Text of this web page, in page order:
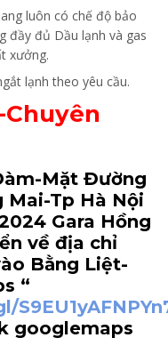
luôn có chế độ bảo
đầy đủ Dầu lạnh và gas
xưởng.
lạnh theo yêu cầu.
Chuyên
Mặt Đường
Mai-Tp Hà Nội
Gara Hồng
về địa chỉ
Bằng Liệt-
“
googlemaps